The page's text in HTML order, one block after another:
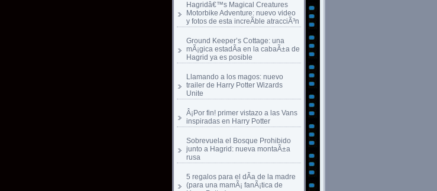
Hagridâ€™s Magical Creatures
Motorbike Adventure: nuevo video
y fotos de esta increÃ­ble atracciÃ³n
Ground Keeper’s Cottage: una
mÃ¡gica estadÃ­a en la cabaÃ±a de
Hagrid ya es posible
Llamando a los magos: nuevo
trailer de Harry Potter Wizards
Unite
Â¡Por fin! primer vistazo a las Vans
inspiradas en Harry Potter
Sobrevuela el Bosque Prohibido
junto a Hagrid: nueva montaÃ±a
rusa
5 regalos para el dÃ­a de la madre
(para una mamÃ¡ fanÃ¡tica de